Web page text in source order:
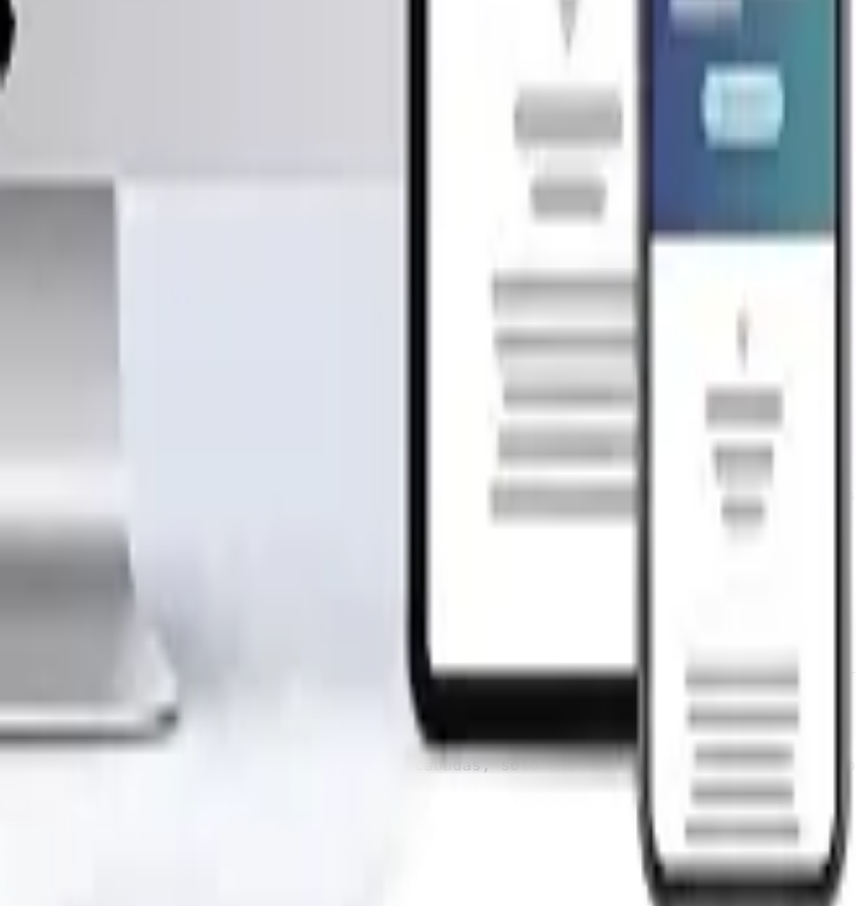
10 años, ofrecemos la mejor calidad en materiales y rapidez de entrega. Nuestras
por un lado. Tendrás la estructura básica inicial para tu hogar.
adicionando materiales para un armado mas completo de la casa, estos incluyen
habitar con todas sus terminaciones acabadas, solo elige el modelo que quieres y